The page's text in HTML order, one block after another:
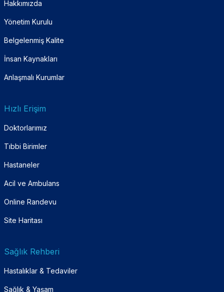
Hakkımızda
Yönetim Kurulu
Belgelenmiş Kalite
İnsan Kaynakları
Anlaşmalı Kurumlar
Hızlı Erişim
Doktorlarımız
Tıbbi Birimler
Hastaneler
Acil ve Ambulans
Online Randevu
Site Haritası
Sağlık Rehberi
Hastalıklar & Tedaviler
Sağlık & Yaşam